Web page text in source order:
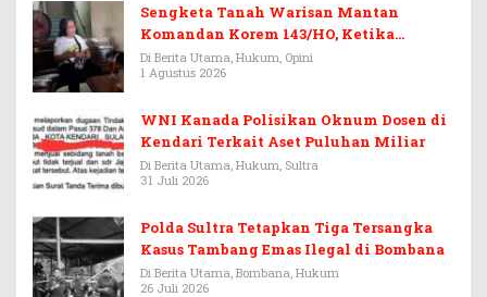
Sengketa Tanah Warisan Mantan
Komandan Korem 143/HO, Ketika
Warisan Menjadi Arena Pemerasan
Di Berita Utama, Hukum, Opini
1 Agustus 2026
WNI Kanada Polisikan Oknum Dosen di
Kendari Terkait Aset Puluhan Miliar
Di Berita Utama, Hukum, Sultra
31 Juli 2026
Polda Sultra Tetapkan Tiga Tersangka
Kasus Tambang Emas Ilegal di Bombana
Di Berita Utama, Bombana, Hukum
26 Juli 2026